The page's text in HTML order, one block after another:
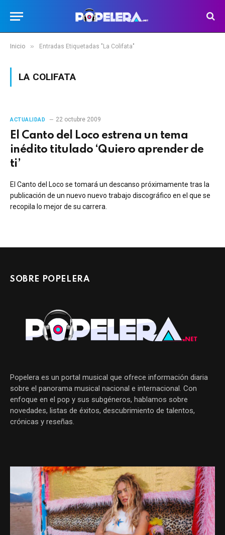
Inicio » Entradas Etiquetadas "La Colifata"
LA COLIFATA
ACTUALIDAD 22 octubre 2009
El Canto del Loco estrena un tema
inédito titulado ‘Quiero aprender de
ti’
El Canto del Loco se tomará un descanso próximamente tras la
publicación de un nuevo nuevo trabajo discográfico en el que se
recopila lo mejor de su carrera.
SOBRE POPELERA
Popelera es un portal musical que ofrece información diaria
sobre el panorama musical nacional e internacional. Con
enfoque en el pop y sus subgéneros, hablamos sobre
novedades, listas de éxitos, descubrimiento de talentos,
crónicas y reseñas.